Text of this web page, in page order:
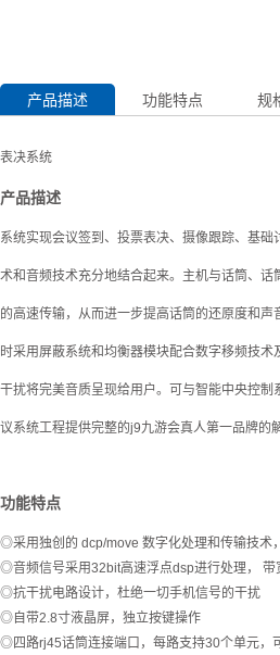
产品描述 功能特点 规
表决系统
产品描述
系统实现会议签到、投票表决、摄像跟踪、基
术和音频技术充分地结合起来。主机与话筒、
的高速传输，从而进一步提高话筒的还原度和
时采用屏蔽系统和均衡器模块配合数字移频技
干扰将完美音质呈现给用户。可与智能中央控
议系统工程提供完整的j9九游会真人第一品牌的
功能特点
◎采用独创的 dcp/move 数字化处理和传输技术
◎音频信号采用32bit高速浮点dsp进行处理，
◎抗干扰电路设计，杜绝一切手机信号的干扰
◎自带2.8寸液晶屏，独立按键操作
◎四路rj45话筒连接端口，每路支持30个单元，